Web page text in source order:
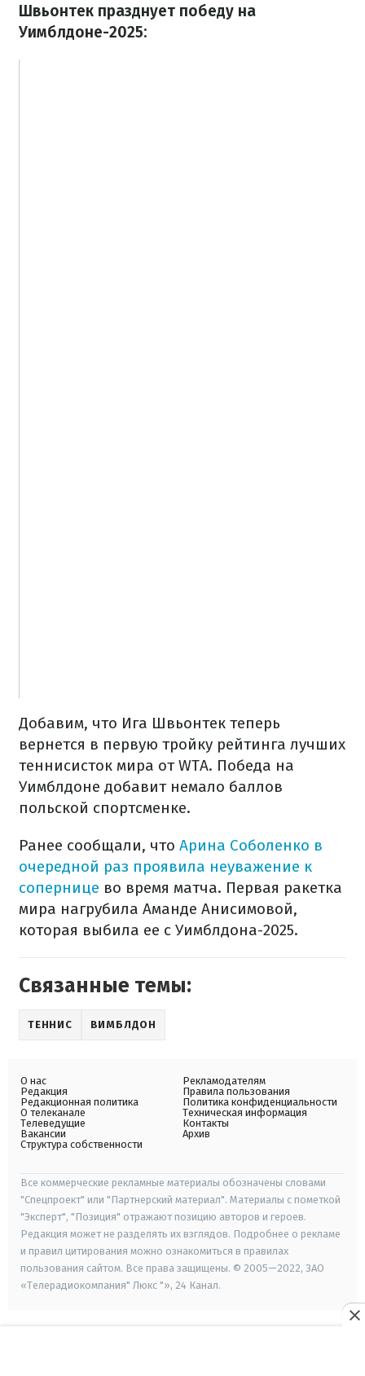
Швьонтек празднует победу на
Уимблдоне-2025:
Добавим, что Ига Швьонтек теперь
вернется в первую тройку рейтинга лучших
теннисисток мира от WTA. Победа на
Уимблдоне добавит немало баллов
польской спортсменке.
Ранее сообщали, что Арина Соболенко в
очередной раз проявила неуважение к
сопернице во время матча. Первая ракетка
мира нагрубила Аманде Анисимовой,
которая выбила ее с Уимблдона-2025.
Связанные темы:
ТЕННИС ВИМБЛДОН
О нас
Редакция
Редакционная политика
О телеканале
Телеведущие
Вакансии
Структура собственности
Рекламодателям
Правила пользования
Политика конфиденциальности
Техническая информация
Контакты
Архив
Все коммерческие рекламные материалы обозначены словами
"Спецпроект" или "Партнерский материал". Материалы с пометкой
"Эксперт", "Позиция" отражают позицию авторов и героев.
Редакция может не разделять их взглядов. Подробнее о рекламе
и правил цитирования можно ознакомиться в правилах
пользования сайтом. Все права защищены. © 2005—2022, ЗАО
«Телерадиокомпания" Люкс "», 24 Канал.